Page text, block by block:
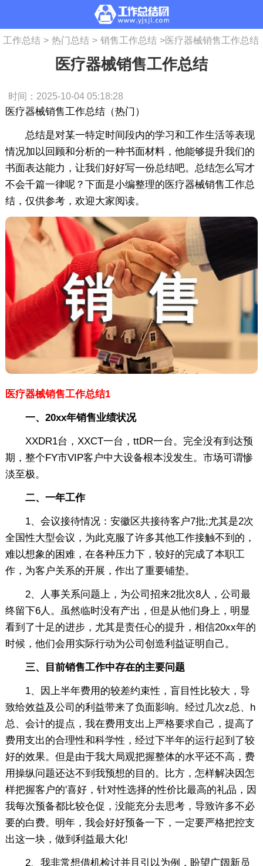
工作总结 > 热门总结 > 销售工作总结 >医疗器械销售工作总结
医疗器械销售工作总结
时间：2025-10-04 05:18:28
医疗器械销售工作总结（热门）
总结是对某一特定时间段内的学习和工作生活等表现
情况加以回顾和分析的一种书面材料，他能够提升我们的
书面表达能力，让我们好好写一份总结吧。总结怎么写才
不会千篇一律呢？下面是小编整理的医疗器械销售工作总
结，仅供参考，欢迎大家阅读。
医疗器械销售工作总结1
一、20xx年销售业绩状况
XXDR1台，XXCT一台，ttDR一台。完全没有到达预
期，整个FY市VIP客户中大设备根本没发生。市场可谓惨
淡至极。
二、一年工作
1、会议接待情况：安徽区共接待客户7批;尤其是2次
全国性大型会议，为此克服了许多其他工作接触不到的，
难以想象的困难，在各种压力下，较好的完成了本职工
作，为客户关系的开展，作出了重要铺垫。
2、人事关系问题上，为公司招来2批次8人，公司最
终留下6人。虽然临时没有产出，但是从他们身上，明显
看到了十足的进步，尤其是责任心的提升，相信20xx年的
时候，他们会用实际行动为公司创造利益证明自己。
三、目前销售工作中存在的主要问题
1、因上半年费用的较差约束性，盲目性比较大，导
致给效益及公司的利益带来了负面影响。经过几次z总、h
总、会计的提点，我在费用支出上严格要求自己，提高了
费用支出的合理性和科学性，经过下半年的运行起到了较
好的效果。但是由于我大局观把握整体的水平还不高，费
用操纵问题还达不到我预想的目的。比方，怎样解决因怎
样把握客户的'喜好，针对性选择的性价比最高的礼品，因
我每次预备都比较仓促，没能充分去思考，导致许多不必
要的白费。明年，我会好好预备一下，一定要严格把控支
出这一块，做到利益最大化!
2、我非常想借机检讨并且引以为例，盼望广阔新员